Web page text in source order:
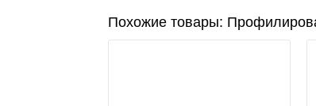
Похожие товары: